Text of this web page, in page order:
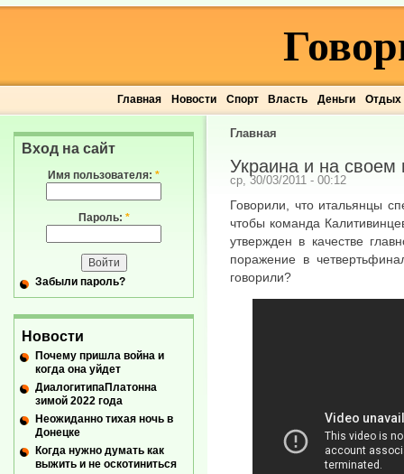
Главная Новости Спорт Власть Деньги Отдых
Главная
Украина и на своем
ср, 30/03/2011 - 00:12
Говорили, что итальянцы
чтобы команда
утвержден в качестве
поражение в
говорили?
Вход на сайт
Имя пользователя: *
Пароль: *
Забыли пароль?
Новости
Почему пришла война и
когда она уйдет
ДиалогитипаПлатонна
зимой 2022 года
Неожиданно тихая ночь в
Донецке
Когда нужно думать как
выжить и не оскотиниться